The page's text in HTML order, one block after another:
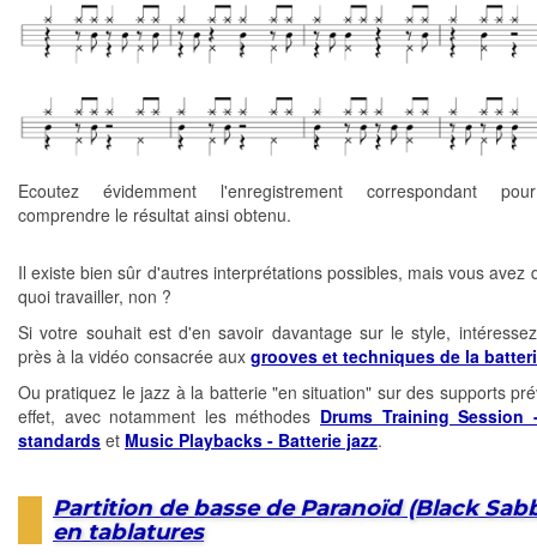
Ecoutez évidemment l'enregistrement correspondant
comprendre le résultat ainsi obtenu.
Il existe bien sûr d'autres interprétations possibles, mais vous avez
quoi travailler, non ?
Si votre souhait est d'en savoir davantage sur le style,
près à la vidéo consacrée aux grooves et techniques de la
Ou pratiquez le jazz à la batterie "en situation" sur des supports
effet, avec notamment les méthodes Drums Training Session
standards et Music Playbacks - Batterie jazz.
Partition de basse de Paranoïd (Black
en tablatures